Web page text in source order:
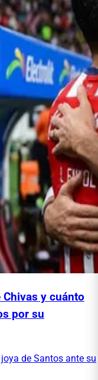
y cuánto
por su
de Santos ante su